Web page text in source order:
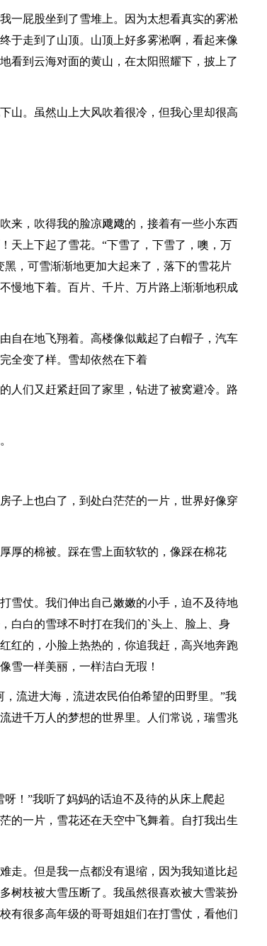
一屁股坐到了雪堆上。因为太想看真实的雾淞
于走到了山顶。山顶上好多雾淞啊，看起来像
看到云海对面的黄山，在太阳照耀下，披上了
山。虽然山上大风吹着很冷，但我心里却很高
来，吹得我的脸凉飕飕的，接着有一些小东西
天上下起了雪花。“下雪了，下雪了，噢，万
，可雪渐渐地更加大起来了，落下的雪花片
慢地下着。百片、千片、万片路上渐渐地积成
自在地飞翔着。高楼像似戴起了白帽子，汽车
全变了样。雪却依然在下着
人们又赶紧赶回了家里，钻进了被窝避冷。路
子上也白了，到处白茫茫的一片，世界好像穿
厚的棉被。踩在雪上面软软的，像踩在棉花
雪仗。我们伸出自己嫩嫩的小手，迫不及待地
白白的雪球不时打在我们的`头上、脸上、身
红的，小脸上热热的，你追我赶，高兴地奔跑
雪一样美丽，一样洁白无瑕！
流进大海，流进农民伯伯希望的田野里。”我
进千万人的梦想的世界里。人们常说，瑞雪兆
！”我听了妈妈的话迫不及待的从床上爬起
的一片，雪花还在天空中飞舞着。自打我出生
走。但是我一点都没有退缩，因为我知道比起
树枝被大雪压断了。我虽然很喜欢被大雪装扮
有很多高年级的哥哥姐姐们在打雪仗，看他们